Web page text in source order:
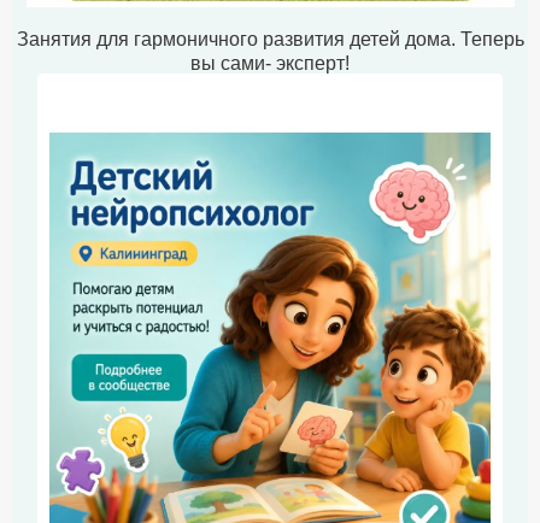
Занятия для гармоничного развития детей дома. Теперь
вы сами- эксперт!